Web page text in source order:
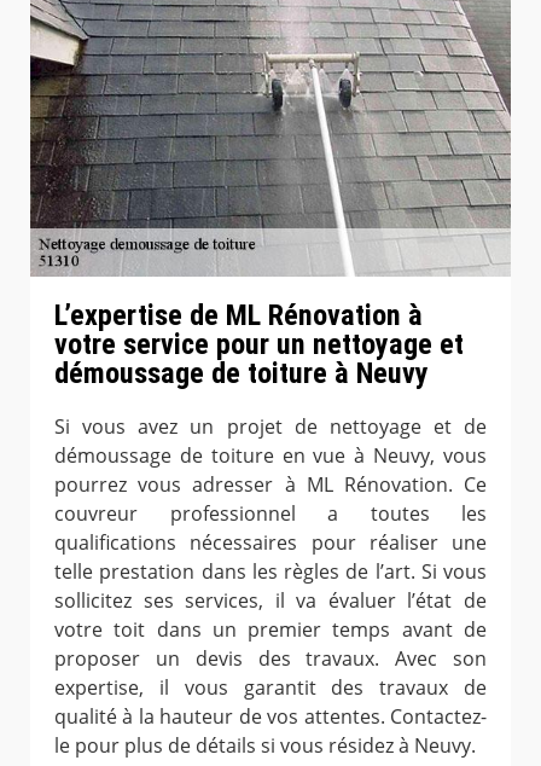
L’expertise de ML Rénovation à
votre service pour un nettoyage et
démoussage de toiture à Neuvy
Si vous avez un projet de nettoyage et de
démoussage de toiture en vue à Neuvy, vous
pourrez vous adresser à ML Rénovation. Ce
couvreur professionnel a toutes les
qualifications nécessaires pour réaliser une
telle prestation dans les règles de l’art. Si vous
sollicitez ses services, il va évaluer l’état de
votre toit dans un premier temps avant de
proposer un devis des travaux. Avec son
expertise, il vous garantit des travaux de
qualité à la hauteur de vos attentes. Contactez-
le pour plus de détails si vous résidez à Neuvy.